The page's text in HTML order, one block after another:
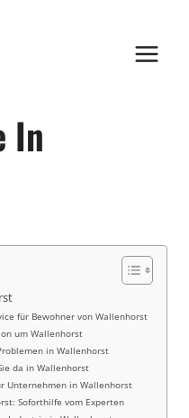
In
für Bewohner von Wallenhorst
um Wallenhorst
in Wallenhorst
da in Wallenhorst
Unternehmen in Wallenhorst
Soforthilfe vom Experten